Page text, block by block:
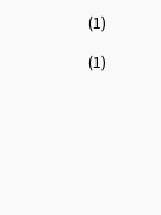
(1)
(1)